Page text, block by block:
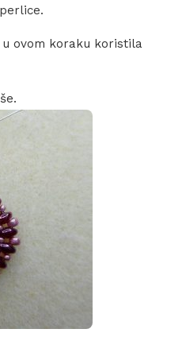
u ovom koraku koristila